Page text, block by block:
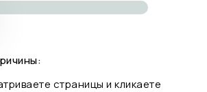
страницы и кликаете